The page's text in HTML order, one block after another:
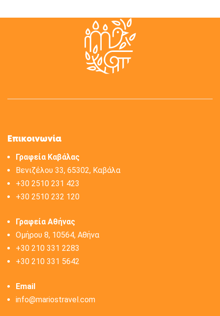
Επικοινωνία
Γραφεία Καβάλας
Βενιζέλου 33, 65302, Καβάλα
+30 2510 231 423
+30 2510 232 120
Γραφεία Αθήνας
Ομήρου 8, 10564, Αθήνα
+30 210 331 2283
+30 210 331 5642
Email
info@mariostravel.com